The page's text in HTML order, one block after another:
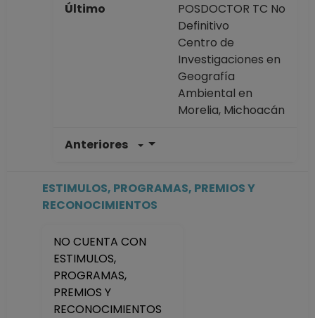
Último
POSDOCTOR TC No
Definitivo
Centro de
Investigaciones en
Geografía
Ambiental en
Morelia, Michoacán
Anteriores
Investigaciones en
ESTIMULOS, PROGRAMAS, PREMIOS Y
RECONOCIMIENTOS
NO CUENTA CON
ESTIMULOS,
PROGRAMAS,
PREMIOS Y
RECONOCIMIENTOS